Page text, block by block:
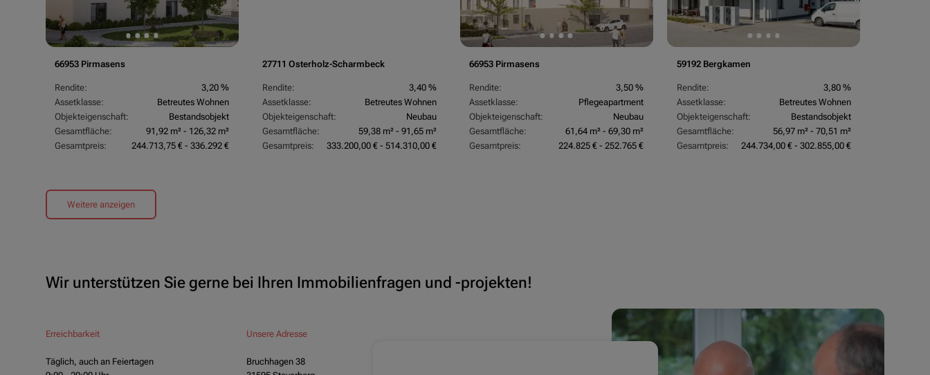
66953 Pirmasens
Rendite:
3,20 %
Assetklasse:
Betreutes Wohnen
Objekteigenschaft:
Bestandsobjekt
Gesamtfläche:
91,92 m² - 126,32 m²
Gesamtpreis:
244.713,75 € - 336.292 €
27711 Osterholz-Scharmbeck
Rendite:
3,40 %
Assetklasse:
Betreutes Wohnen
Objekteigenschaft:
Neubau
Gesamtfläche:
59,38 m² - 91,65 m²
Gesamtpreis:
333.200,00 € - 514.310,00 €
66953 Pirmasens
Rendite:
3,50 %
Assetklasse:
Pflegeapartment
Objekteigenschaft:
Neubau
Gesamtfläche:
61,64 m² - 69,30 m²
Gesamtpreis:
224.825 € - 252.765 €
59192 Bergkamen
Rendite:
3,80 %
Assetklasse:
Betreutes Wohnen
Objekteigenschaft:
Bestandsobjekt
Gesamtfläche:
56,97 m² - 70,51 m²
Gesamtpreis:
244.734,00 € - 302.855,00 €
Weitere anzeigen
Wir unterstützen Sie gerne bei Ihren Immobilienfragen und -projekten!
Erreichbarkeit
Täglich, auch an Feiertagen
Unsere Adresse
Bruchhagen 38